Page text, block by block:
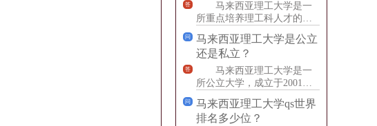
答
马来西亚理工大学是一
所重点培养理工科人才的公
业。其主要的学科专业包
括：工程
问
马来西亚理工大学是公立
还是私立？
答
马来西亚理工大学是一
所公立大学，成立于2001
年。学校位于马来西亚南部
柔佛州的巴鲁宾市，是马来
西
问
马来西亚理工大学qs世界
排名多少位？